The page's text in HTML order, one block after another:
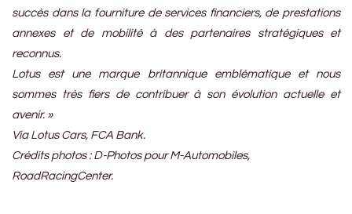
succès dans la fourniture de services financiers, de prestations
annexes et de mobilité à des partenaires stratégiques et
reconnus.
Lotus est une marque britannique emblématique et nous
sommes très fiers de contribuer à son évolution actuelle et
avenir. »
Via Lotus Cars, FCA Bank.
Crédits photos : D-Photos pour M-Automobiles,
RoadRacingCenter.